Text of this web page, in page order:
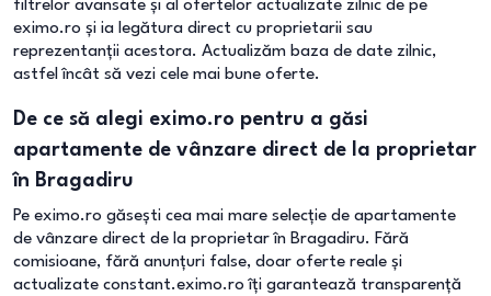
filtrelor avansate și al ofertelor actualizate zilnic de pe
eximo.ro și ia legătura direct cu proprietarii sau
reprezentanții acestora. Actualizăm baza de date zilnic,
astfel încât să vezi cele mai bune oferte.
De ce să alegi eximo.ro pentru a găsi
apartamente de vânzare direct de la proprietar
în Bragadiru
Pe eximo.ro găsești cea mai mare selecție de apartamente
de vânzare direct de la proprietar în Bragadiru. Fără
comisioane, fără anunțuri false, doar oferte reale și
actualizate constant.eximo.ro îți garantează transparență